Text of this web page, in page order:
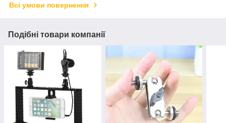
Всі умови повернення
Подібні товари компанії